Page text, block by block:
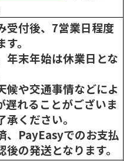
受付後、7営業日程度
。
末年始は休業日とな
や交通事情などによ
遅れることがございま
ください。
、PayEasyでのお支払
の発送となります。